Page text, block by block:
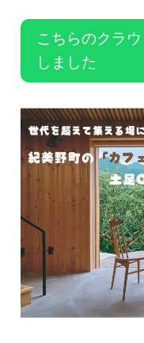
こちらのクラ
しました